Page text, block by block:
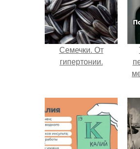
Семечки. От
гипертонии.